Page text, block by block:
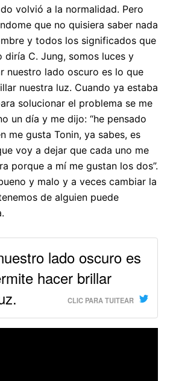
volvió a la normalidad. Pero
que no quisiera saber nada
y todos los significados que
diría C. Jung, somos luces y
nuestro lado oscuro es lo que
nuestra luz. Cuando ya estaba
solucionar el problema se me
un día y me dijo: “he pensado
me gusta Tonin, ya sabes, es
voy a dejar que cada uno me
porque a mí me gustan los dos”.
y malo y a veces cambiar la
de alguien puede
lado oscuro es
hacer brillar
CLIC PARA TUITEAR